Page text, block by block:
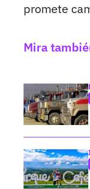
promete
Mira